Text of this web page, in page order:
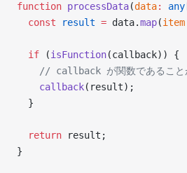
function processData(data: any
  const
result = data.map(item
  if
(isFunction(callback)) {
// callback が関数であること
    callback
(result);
  }
  return
result;
}